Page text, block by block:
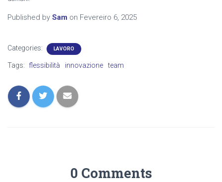
Published by Sam on Fevereiro 6, 2025
Categories: LAVORO
Tags: flessibilità innovazione team
0 Comments